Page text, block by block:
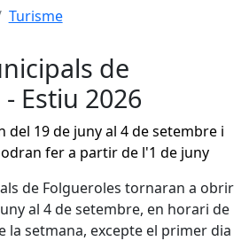
Turisme
de
Estiu 2026
del 19 de juny al 4 de setembre i
fer a partir de l'1 de juny
de Folgueroles tornaran a obrir
al 4 de setembre, en horari de
la setmana, excepte el primer dia